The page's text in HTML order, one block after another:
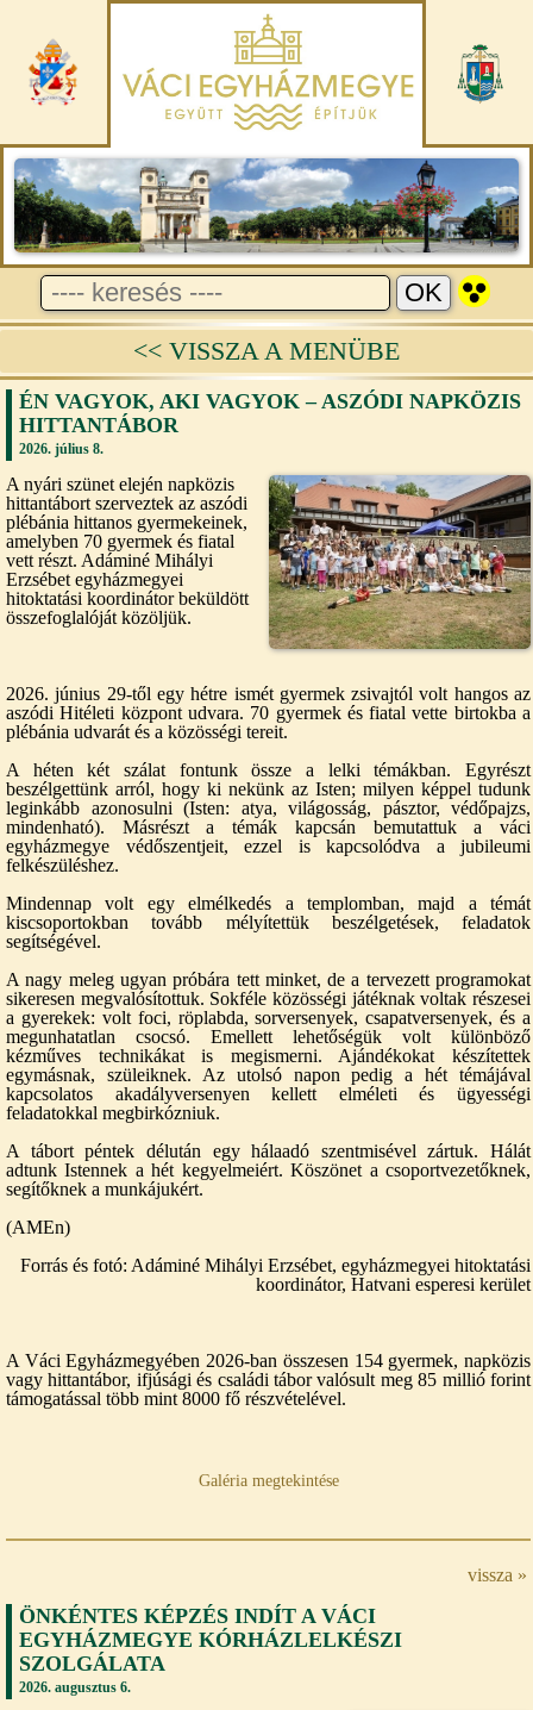
<< VISSZA A MENÜBE
ÉN VAGYOK, AKI VAGYOK – ASZÓDI NAPKÖZIS
HITTANTÁBOR
2026. július 8.
A nyári szünet elején napközis
hittantábort szerveztek az aszódi
plébánia hittanos gyermekeinek,
amelyben 70 gyermek és fiatal
vett részt. Adáminé Mihályi
Erzsébet egyházmegyei
hitoktatási koordinátor beküldött
összefoglalóját közöljük.
2026. június 29-től egy hétre ismét gyermek zsivajtól volt hangos az
aszódi Hitéleti központ udvara. 70 gyermek és fiatal vette birtokba a
plébánia udvarát és a közösségi tereit.
A héten két szálat fontunk össze a lelki témákban. Egyrészt
beszélgettünk arról, hogy ki nekünk az Isten; milyen képpel tudunk
leginkább azonosulni (Isten: atya, világosság, pásztor, védőpajzs,
mindenható). Másrészt a témák kapcsán bemutattuk a váci
egyházmegye védőszentjeit, ezzel is kapcsolódva a jubileumi
felkészüléshez.
Mindennap volt egy elmélkedés a templomban, majd a témát
kiscsoportokban tovább mélyítettük beszélgetések, feladatok
segítségével.
A nagy meleg ugyan próbára tett minket, de a tervezett programokat
sikeresen megvalósítottuk. Sokféle közösségi játéknak voltak részesei
a gyerekek: volt foci, röplabda, sorversenyek, csapatversenyek, és a
megunhatatlan csocsó. Emellett lehetőségük volt különböző
kézműves technikákat is megismerni. Ajándékokat készítettek
egymásnak, szüleiknek. Az utolsó napon pedig a hét témájával
kapcsolatos akadályversenyen kellett elméleti és ügyességi
feladatokkal megbirkózniuk.
A tábort péntek délután egy hálaadó szentmisével zártuk. Hálát
adtunk Istennek a hét kegyelmeiért. Köszönet a csoportvezetőknek,
segítőknek a munkájukért.
(AMEn)
Forrás és fotó: Adáminé Mihályi Erzsébet, egyházmegyei hitoktatási
koordinátor, Hatvani esperesi kerület
A Váci Egyházmegyében 2026-ban összesen 154 gyermek, napközis
vagy hittantábor, ifjúsági és családi tábor valósult meg 85 millió forint
támogatással több mint 8000 fő részvételével.
Galéria megtekintése
vissza »
ÖNKÉNTES KÉPZÉS INDÍT A VÁCI
EGYHÁZMEGYE KÓRHÁZLELKÉSZI
SZOLGÁLATA
2026. augusztus 6.